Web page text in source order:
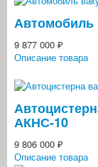
9 877 000 ₽
Описание товара
АКНС-10
9 806 000 ₽
Описание товара